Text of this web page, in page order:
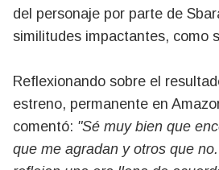
del personaje por parte de
similitudes impactantes, como
Reflexionando sobre el
estreno, permanente en
comentó: "Sé muy bien que
que me agradan y otros que